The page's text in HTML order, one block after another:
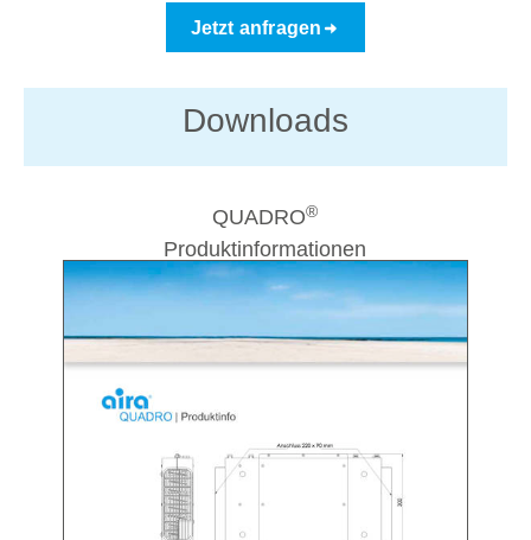
Jetzt anfragen
Downloads
QUADRO®
Produktinformationen